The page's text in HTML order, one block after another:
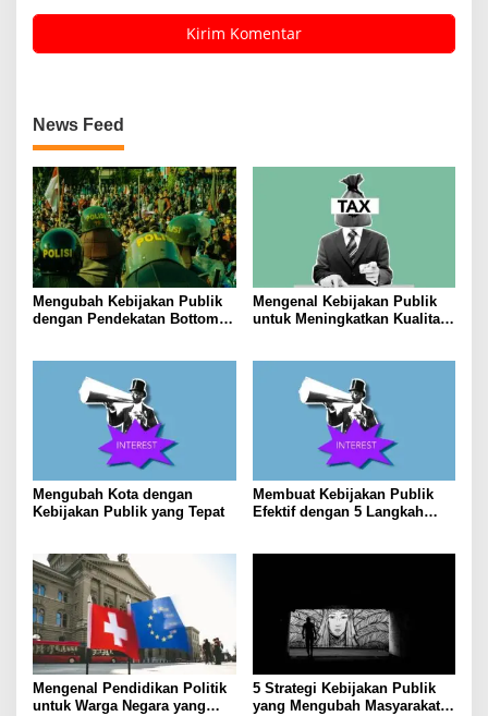
News Feed
Mengubah Kebijakan Publik
dengan Pendekatan Bottom-
Mengenal Kebijakan Publik
untuk Meningkatkan Kualitas
Mengubah Kota dengan
Kebijakan Publik yang Tepat
Membuat Kebijakan Publik
Efektif dengan 5 Langkah
Mengenal Pendidikan Politik
untuk Warga Negara yang
5 Strategi Kebijakan Publik
yang Mengubah Masyarakat